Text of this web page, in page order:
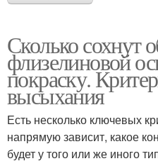
Сколько сохнут
флизелиновой
покраску.
высыхания
Есть несколько ключевых
напрямую зависит, какое
будет у того или же иного